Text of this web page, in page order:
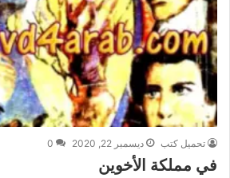
تحميل كتب ديسمبر 22, 2020 0
في مملكة الأخوين